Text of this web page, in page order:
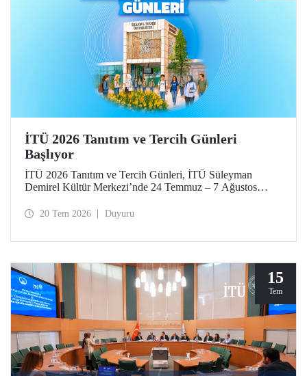
İTÜ 2026 Tanıtım ve Tercih Günleri
Başlıyor
İTÜ 2026 Tanıtım ve Tercih Günleri, İTÜ Süleyman
Demirel Kültür Merkezi’nde 24 Temmuz – 7 Ağustos
sunumlarına katılma, Ayazağa Yerleşkesi’ni otobüsle
20 Temmuz – 13 Ağustos tarihleri arasında ziyaret ederek
bilgi alabilecek.
20 Tem 2026 Duyuru
15
Tem